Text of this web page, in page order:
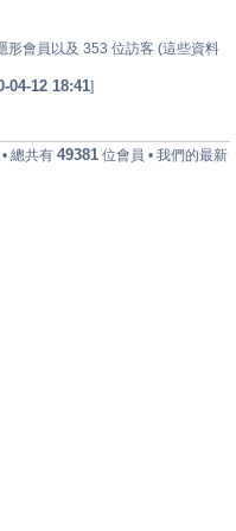
形會員以及 353 位訪客 (這些資料
04-12 18:41]
總共有 49381 位會員 • 我們的最新